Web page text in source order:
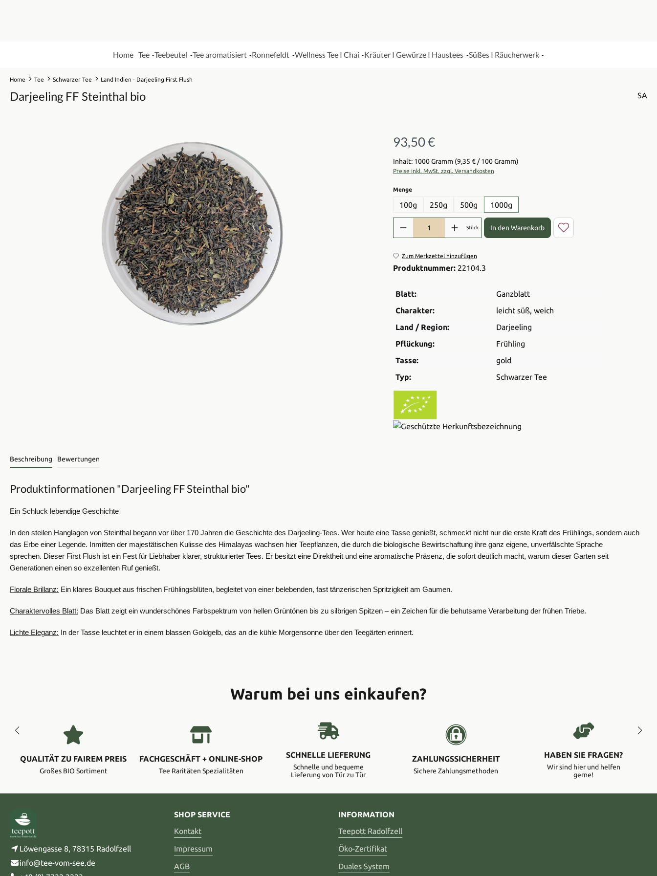
Home Tee Teebeutel Tee aromatisiert Ronnefeldt Wellness Tee I Chai Kräuter I Gewürze I Haustees Süßes I Räucherwerk
Home Tee Schwarzer Tee Land Indien - Darjeeling First Flush
Darjeeling FF Steinthal bio SA
Regulärer Preis:
93,50 €
Inhalt: 1000 Gramm (9,35 € / 100 Gramm)
Preise inkl. MwSt. zzgl. Versandkosten
Mengeauswählen
100g 250g 500g 1000g
Produkt Anzahl: Gib den gewünschten Wert ein oder benutze die
Stück In den Warenkorb
Zum Merkzettel hinzufügen
Produktnummer: 22104.3
Blatt:
Ganzblatt
Charakter:
leicht süß, weich
Land / Region:
Darjeeling
Pflückung:
Frühling
Tasse:
gold
Typ:
Schwarzer Tee
Beschreibung Bewertungen
Produktinformationen "Darjeeling FF Steinthal bio"
Ein Schluck lebendige Geschichte
In den steilen Hanglagen von Steinthal begann vor über 170 Jahren die Geschichte des Darjeeling-Tees. Wer heute eine Tasse genießt, schmeckt nicht nur die erste Kraft des Frühlings, sondern auch
das Erbe einer Legende. Inmitten der majestätischen Kulisse des Himalayas wachsen hier Teepflanzen, die durch die biologische Bewirtschaftung ihre ganz eigene, unverfälschte Sprache
sprechen. Dieser First Flush ist ein Fest für Liebhaber klarer, strukturierter Tees. Er besitzt eine Direktheit und eine aromatische Präsenz, die sofort deutlich macht, warum dieser Garten seit
Generationen einen so exzellenten Ruf genießt.
Florale Brillanz: Ein klares Bouquet aus frischen Frühlingsblüten, begleitet von einer belebenden, fast tänzerischen Spritzigkeit am Gaumen.
Charaktervolles Blatt: Das Blatt zeigt ein wunderschönes Farbspektrum von hellen Grüntönen bis zu silbrigen Spitzen – ein Zeichen für die behutsame Verarbeitung der frühen Triebe.
Lichte Eleganz: In der Tasse leuchtet er in einem blassen Goldgelb, das an die kühle Morgensonne über den Teegärten erinnert.
Warum bei uns einkaufen?
QUALITÄT ZU FAIREM PREIS
Großes BIO Sortiment
FACHGESCHÄFT + ONLINE-SHOP
Tee Raritäten Spezialitäten
SCHNELLE LIEFERUNG
Schnelle und bequeme
Lieferung von Tür zu Tür
ZAHLUNGSSICHERHEIT
Sichere Zahlungsmethoden
HABEN SIE FRAGEN?
Wir sind hier und helfen
gerne!
Löwengasse 8, 78315 Radolfzell
info@tee-vom-see.de
SHOP SERVICE
Kontakt
Impressum
AGB
INFORMATION
Teepott Radolfzell
Öko-Zertifikat
Duales System